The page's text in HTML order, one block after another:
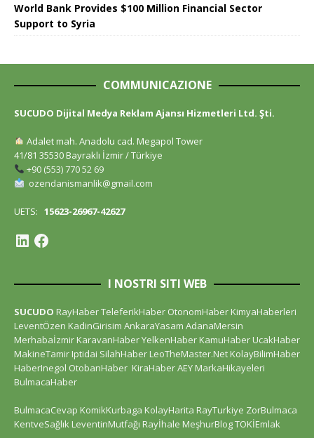
World Bank Provides $100 Million Financial Sector
Support to Syria
COMMUNICAZIONE
SUCUDO Dijital Medya Reklam Ajansı Hizmetleri Ltd. Şti.
Adalet mah. Anadolu cad. Megapol Tower
41/81 35530 Bayraklı İzmir / Türkiye
+90 (553) 770 52 69
ozendanismanlik@gmail.com
UETS: 15623-26967-42627
I NOSTRI SITI WEB
SUCUDO RayHaberTeleferikHaber OtonomHaber KimyaHaberleri
LeventÖzen KadinGirisim AnkaraYasam AdanaMersin
Merhabaİzmir KaravanHaberYelkenHaber KamuHaber UcakHaber
MakineTamir Iptidai SilahHaber LeoTheMaster.Net KolayBilimHaber
HaberInegol OtobanHaber KiraHaberAEY MarkaHikayeleri
BulmacaHaber
BulmacaCevap KomikKurbaga KolayHarita RayTurkiye ZorBulmaca
KentveSağlık LeventinMutfağı Rayİhale MeşhurBlogTOKİEmlak